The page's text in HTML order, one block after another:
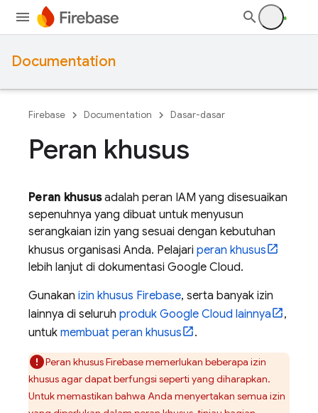
Documentation
Firebase Documentation Dasar-dasar
Peran khusus
Peran khususadalah peran IAM yang disesuaikan
sepenuhnya yang dibuat untuk menyusun
serangkaian izin yang sesuai dengan kebutuhan
khusus organisasi Anda. Pelajari peran khusus
lebih lanjut di dokumentasi Google Cloud.
Gunakan izin khusus Firebase, serta banyak izin
lainnya di seluruh produk Google Cloud lainnya
,
untuk membuat peran khusus .
Peran khusus Firebase memerlukan beberapa izin
khusus agar dapat berfungsi seperti yang diharapkan.
Untuk memastikan bahwa Anda menyertakan semua izin